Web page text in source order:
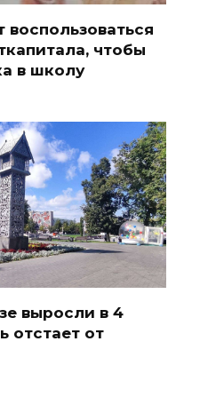
воспользоваться
чтобы
в школу
выросли в 4
отстает от